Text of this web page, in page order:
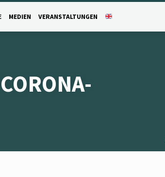
MEDIEN VERANSTALTUNGEN